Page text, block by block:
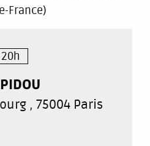
France)
, 75004 Paris